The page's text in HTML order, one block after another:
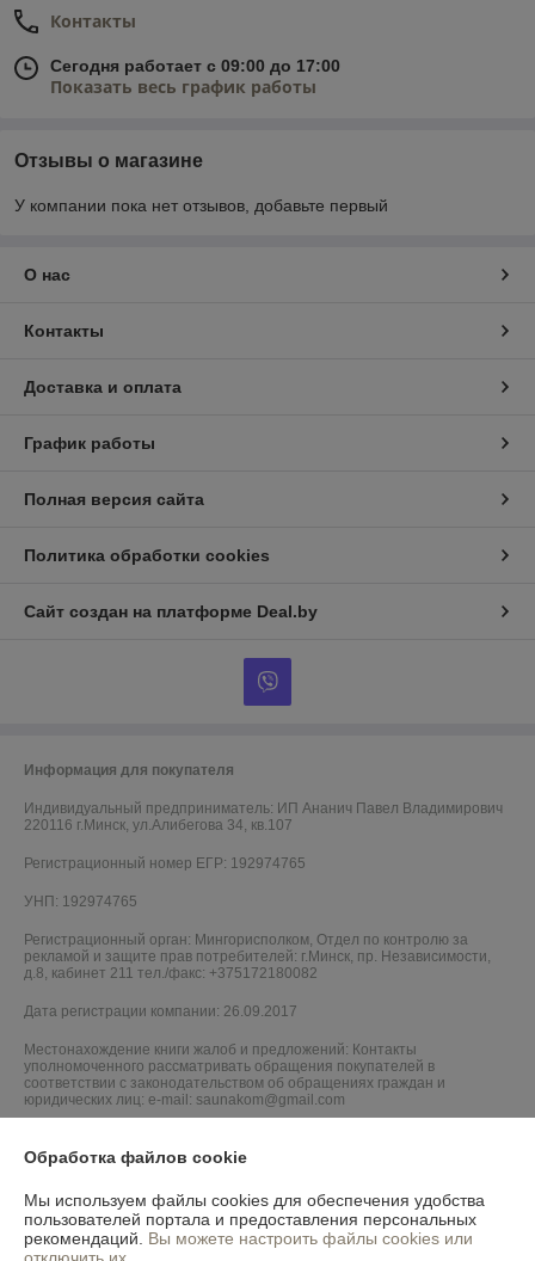
Контакты
Сегодня работает с 09:00 до 17:00
Показать весь график работы
Отзывы о магазине
У компании пока нет отзывов, добавьте первый
О нас
Контакты
Доставка и оплата
График работы
Полная версия сайта
Политика обработки cookies
Сайт создан на платформе Deal.by
Информация для покупателя
Индивидуальный предприниматель: ИП Ананич Павел Владимирович
220116 г.Минск, ул.Алибегова 34, кв.107
Регистрационный номер ЕГР: 192974765
УНП: 192974765
Регистрационный орган: Мингорисполком, Отдел по контролю за
рекламой и защите прав потребителей: г.Минск, пр. Независимости,
д.8, кабинет 211 тел./факс: +375172180082
Дата регистрации компании: 26.09.2017
Местонахождение книги жалоб и предложений: Контакты
уполномоченного рассматривать обращения покупателей в
соответствии с законодательством об обращениях граждан и
юридических лиц: e-mail: saunakom@gmail.com
Обработка файлов cookie
Мы используем файлы cookies для обеспечения удобства
пользователей портала и предоставления персональных
рекомендаций. Вы можете настроить файлы cookies или